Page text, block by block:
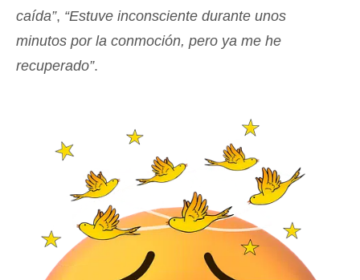
caída”, “Estuve inconsciente durante unos
minutos por la conmoción, pero ya me he
recuperado”.